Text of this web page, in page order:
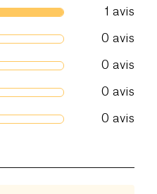
1 avis
0 avis
0 avis
0 avis
0 avis